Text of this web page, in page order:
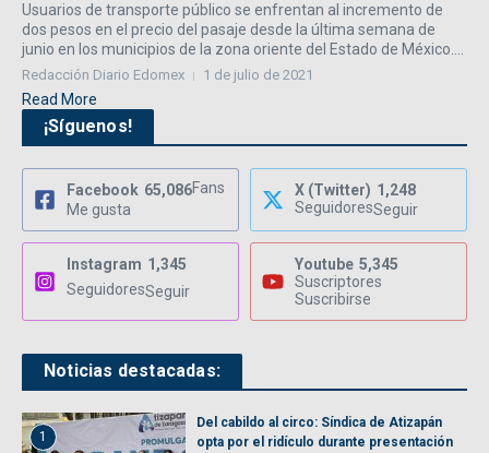
Usuarios de transporte público se enfrentan al incremento de
dos pesos en el precio del pasaje desde la última semana de
junio en los municipios de la zona oriente del Estado de México....
Redacción Diario Edomex 1 de julio de 2021
Read More
¡Síguenos!
Facebook 65,086Fans
Me gusta
X (Twitter) 1,248
SeguidoresSeguir
Instagram 1,345
SeguidoresSeguir
Youtube 5,345
Suscriptores
Suscribirse
Noticias destacadas:
1
Del cabildo al circo: Síndica de Atizapán
opta por el ridículo durante presentación